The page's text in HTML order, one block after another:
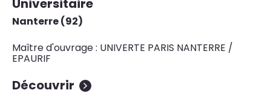
Universitaire
Nanterre (92)
Maître d'ouvrage : UNIVERTE PARIS NANTERRE /
EPAURIF
Découvrir